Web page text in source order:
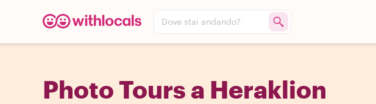
Dove stai andando?
Photo Tours a Heraklion